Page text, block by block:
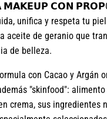
𝗠𝗔𝗞𝗘𝗨𝗣 𝗖𝗢𝗡
unifica y respeta tu
aceite de geranio que
de belleza.
con Cacao y Argán
"skinfood":
crema, sus ingredientes